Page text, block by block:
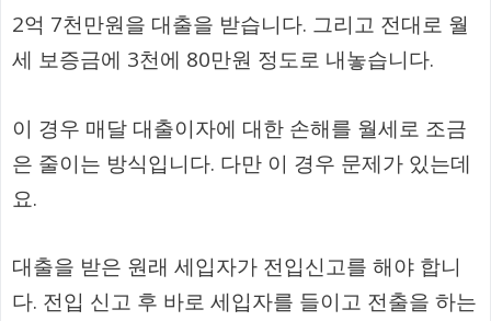
2억 7천만원을 대출을 받습니다. 그리고 전대로 월
세 보증금에 3천에 80만원 정도로 내놓습니다.
이 경우 매달 대출이자에 대한 손해를 월세로 조금
은 줄이는 방식입니다. 다만 이 경우 문제가 있는데
요.
대출을 받은 원래 세입자가 전입신고를 해야 합니
다. 전입 신고 후 바로 세입자를 들이고 전출을 하는